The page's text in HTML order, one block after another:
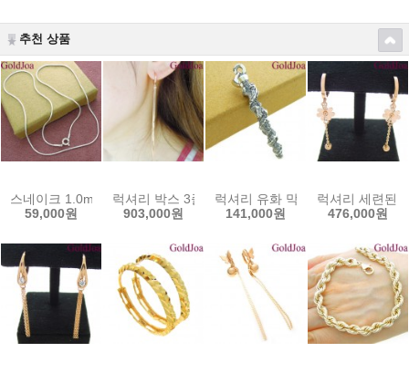
추천 상품
스네이크 1.0mm 원통뱀줄 실버목걸이 (40144cc) 남여공용 골드조아
59,000원
럭셔리 박스 3줄 롱 원터치 14k귀걸이 (s-0280-2e)
903,000원
럭셔리 유화 막대 용 공용 실버메
141,000원
럭셔리 세련된
476,000원